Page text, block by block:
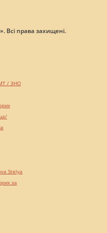
Всі права захищені.
/ ЗНО
Stelya
за